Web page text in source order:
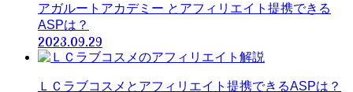
アガルートアカデミー とアフィリエイト提携できる
ASPは？
2023.09.29
ＬＣラブコスメとアフィリエイト提携できるASPは？